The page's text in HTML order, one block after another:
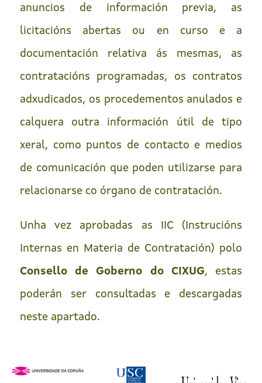
anuncios de información previa, as
licitacións abertas ou en curso e a
documentación relativa ás mesmas, as
contratacións programadas, os contratos
adxudicados, os procedementos anulados e
calquera outra información útil de tipo
xeral, como puntos de contacto e medios
de comunicación que poden utilizarse para
relacionarse co órgano de contratación.
Unha vez aprobadas as IIC (Instrucións
Internas en Materia de Contratación) polo
Consello de Goberno do CIXUG, estas
poderán ser consultadas e descargadas
neste apartado.